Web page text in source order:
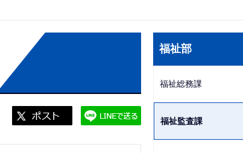
サ
ブ
ビ
ー
シ
福祉部
福祉総務課
福祉監査課